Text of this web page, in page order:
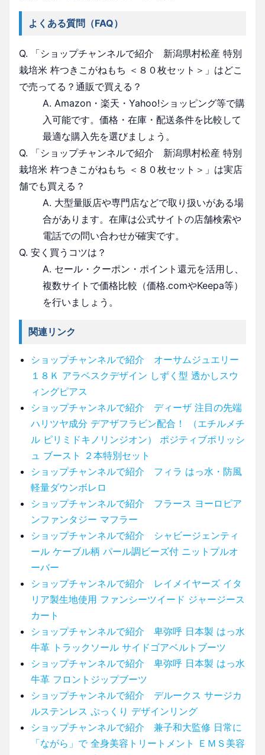
よくある質問（FAQ）
Q. 「ショップチャンネルで紹介 新潟県村松産 特別
栽培米 杵つきこがねもち ＜８０枚セット＞」はどこ
で売ってる？通販で買える？
A. Amazon・楽天・Yahoo!ショッピング等で購
入可能です。価格・在庫・配送条件を比較して
最適な購入先を選びましょう。
Q. 「ショップチャンネルで紹介 新潟県村松産 特別
栽培米 杵つきこがねもち ＜８０枚セット＞」は実店
舗でも買える？
A. 大型量販店や専門店などで取り扱いがある場
合があります。在庫は公式サイトの店舗検索や
電話での問い合わせが確実です。
Q. 安く買うコツは？
A. セール・クーポン・ポイント還元を活用し、
複数サイトで価格比較（価格.comやKeepa等）
を行いましょう。
関連リンク
ショップチャンネルで紹介 オーサムジュエリー
１８Ｋ アラベスクデザイン しずく型 透かしスウ
ィングピアス
ショップチャンネルで紹介 ディーザ 注目の先端
ハリツヤ成分 デアザフラビン配合！ （エチルメチ
ル ピリミドキノリンジオン） ポジティブポリッシ
ュ ブースト ２本特別セット
ショップチャンネルで紹介 フィラ はっ水・防風
軽量ダウンボレロ
ショップチャンネルで紹介 フラース ヨーロピア
ンファンタジー マフラー
ショップチャンネルで紹介 シャビージェンティ
ール ケーブル柄 パール調ビーズ付 ニットプルオ
ーバー
ショップチャンネルで紹介 レイメイヤーズ イタ
リア製生地使用 ファンシーツイード ジャージース
カート
ショップチャンネルで紹介 卑弥呼 日本製 はっ水
牛革 トラックソール サイドゴアベルトブーツ
ショップチャンネルで紹介 卑弥呼 日本製 はっ水
牛革 フロントジップブーツ
ショップチャンネルで紹介 デルークス サージカ
ルステンレス ぷっくり デザインリング
ショップチャンネルで紹介 兼子和大監修 日常に
「ながら」で 全身美容トリートメント ＥＭＳ美容